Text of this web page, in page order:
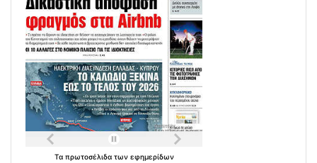
Τα πρωτοσέλιδα των εφημερίδων